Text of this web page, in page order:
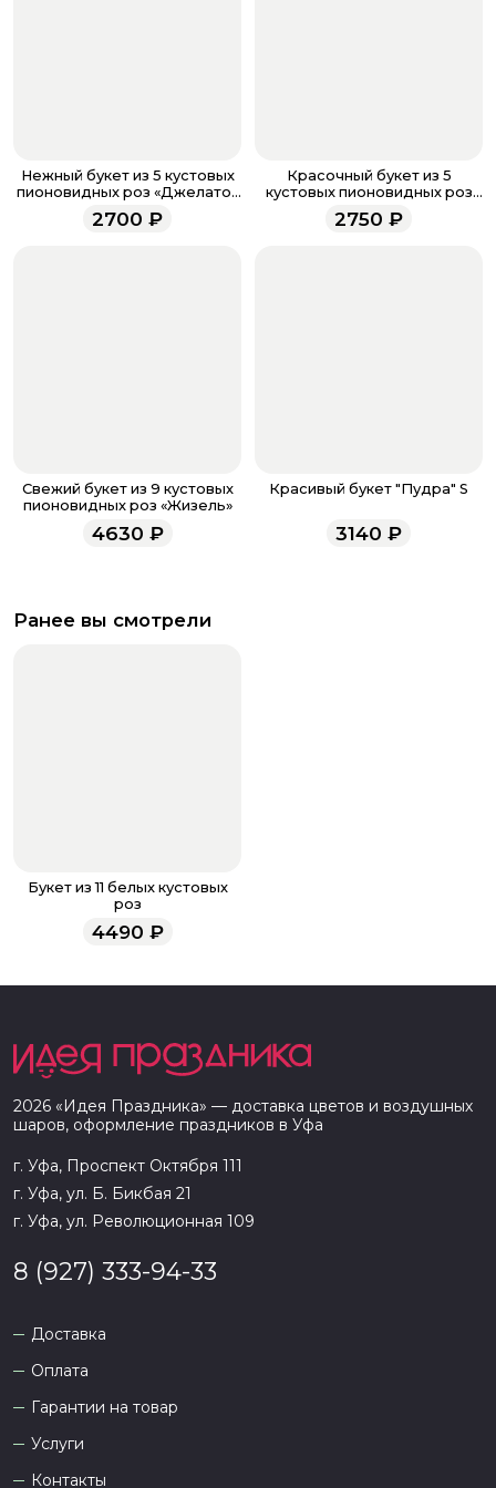
звоните по номеру телефона
8 (927) 936-71-86
или
напишите WhatsApp +7 937 333-66-53. Наши
менеджеры работают ежедневно с 9.00 до 23.00 и
всегда рады проконсультировать вас.
Нежный букет из 5 кустовых
пионовидных роз «Джелато»
2700 ₽
Красочный букет из 5
кустовых пионовидных роз
"Летняя роза" (5)
2750 ₽
Свежий букет из 9 кустовых
пионовидных роз «Жизель»
4630 ₽
Красивый букет "Пудра" S
3140 ₽
Ранее вы смотрели
Букет из 11 белых кустовых
роз
4490 ₽
2026 «Идея Праздника» — доставка цветов и воздушных
шаров, оформление праздников в Уфа
г. Уфа, Проспект Октября 111
г. Уфа, ул. Б. Бикбая 21
г. Уфа, ул. Революционная 109
8 (927) 333-94-33
Доставка
Оплата
Гарантии на товар
Услуги
Контакты